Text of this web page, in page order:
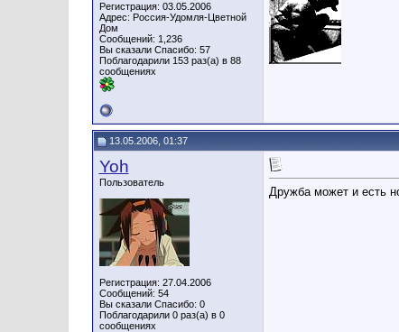
Регистрация: 03.05.2006
Адрес: Россия-Удомля-Цветной
Дом
Сообщений: 1,236
Вы сказали Спасибо: 57
Поблагодарили 153 раз(а) в 88
сообщениях
13.05.2006, 01:37
Yoh
Пользователь
Регистрация: 27.04.2006
Сообщений: 54
Вы сказали Спасибо: 0
Поблагодарили 0 раз(а) в 0
сообщениях
Дружба может и есть